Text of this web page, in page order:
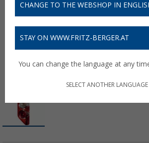
CHANGE TO THE WEBSHOP IN
STAY ON WWW.FRITZ-BERGER.AT
You can change the language at any
SELECT ANOTHER LANGUAGE